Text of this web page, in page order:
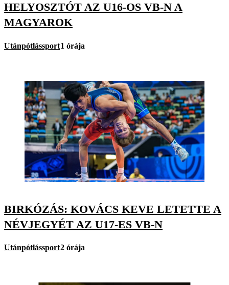
HELYOSZTÓT AZ U16-OS VB-N A
MAGYAROK
Utánpótlássport1 órája
BIRKÓZÁS: KOVÁCS KEVE LETETTE A
NÉVJEGYÉT AZ U17-ES VB-N
Utánpótlássport2 órája